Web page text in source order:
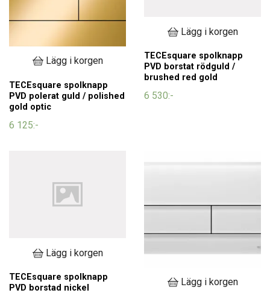
Lägg i korgen
TECEsquare spolknapp
PVD polerat guld / polished
gold optic
6 125:-
Lägg i korgen
TECEsquare spolknapp
PVD borstat rödguld /
brushed red gold
6 530:-
Lägg i korgen
TECEsquare spolknapp
PVD borstad nickel
Lägg i korgen